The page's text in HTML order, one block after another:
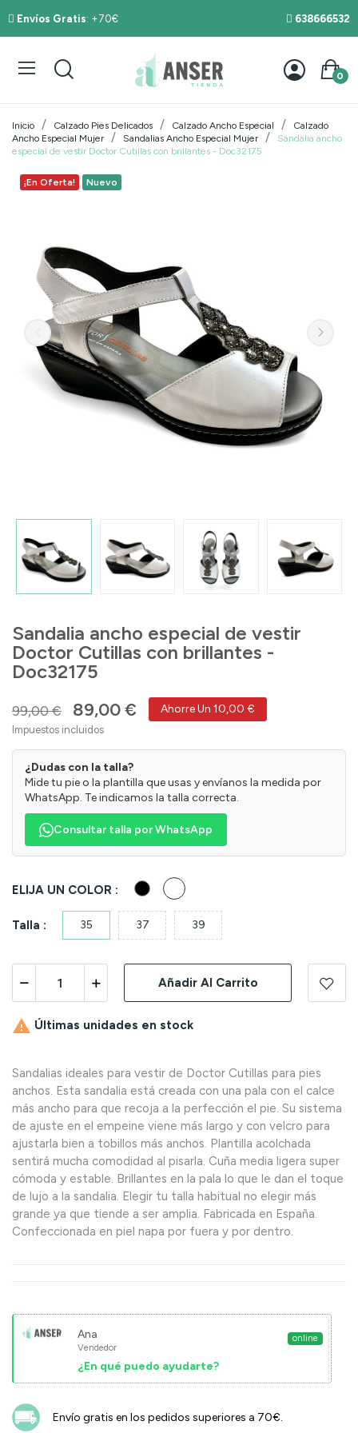
Envíos Gratis: +70€ 638666532
0
Inicio Calzado Pies Delicados Calzado Ancho Especial
Calzado
Ancho Especial Mujer
Sandalias Ancho Especial Mujer
Sandalia ancho
especial de vestir Doctor Cutillas con brillantes - Doc32175
¡En Oferta! Nuevo
Sandalia ancho especial de vestir
Doctor Cutillas con brillantes -
Doc32175
99,00 € 89,00 € Ahorre Un 10,00 €
Impuestos incluidos
¿Dudas con la talla?
Mide tu pie o la plantilla que usas y envíanos la medida por
WhatsApp. Te indicamos la talla correcta.
Consultar talla por WhatsApp
ELIJA UN COLOR : Negro Blanco
Talla : 35 37 39
Añadir Al Carrito
 Últimas unidades en stock
Sandalias ideales para vestir de Doctor Cutillas para pies
anchos. Esta sandalia está creada con una pala con el calce
más ancho para que recoja a la perfección el pie. Su sistema
de ajuste en el empeine viene más largo y con velcro para
ajustarla bien a tobillos más anchos. Plantilla acolchada
sentirá mucha comodidad al pisarla. Cuña media ligera super
cómoda y estable. Brillantes en la pala lo que le dan el toque
de lujo a la sandalia. Elegir tu talla habitual no elegir más
grande ya que tiende a ser amplia. Fabricada en España.
Confeccionada en piel napa por fuera y por dentro.
Ana
Vendedor
¿En qué puedo ayudarte?
online
Envío gratis en los pedidos superiores a 70€.